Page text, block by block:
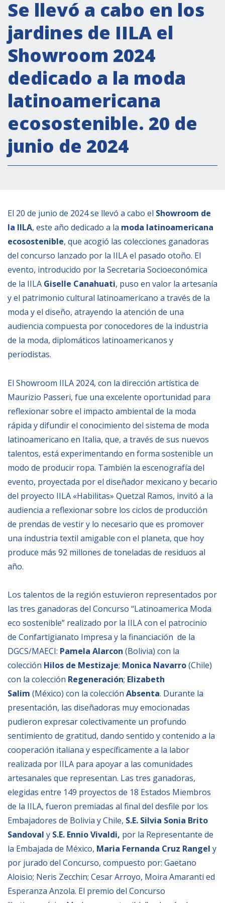
Secretaría Cultural
Secretaría Socioeconómica
Secretaría Técnico-científica
Forum Pymes
Conferencia Italia- América Latina y el Caribe
Red para la promoción de la igualdad de
género
Becas
Partnership
Patrimonio cultural
Empoderamiento socio-económico
Justicia y Seguridad
EUROsociAL
EL PAcCTO
EUROFRONT
COPOLAD III
AL-INVEST Verde
Fotos
Vídeos
Audios
BIBLIOTECA
Biblioteca
Publicaciones
OPORTUNIDADES
Becas
Alta Formación
Para las empresas
Registro de proveedores
Contratos/Acuerdos/Grant
NEWSLETTER
Se llevó a cabo en los
jardines de IILA el
Showroom 2024
dedicado a la moda
latinoamericana
ecosostenible. 20 de
junio de 2024
El 20 de junio de 2024 se llevó a cabo el Showroom de
la IILA, este año dedicado a la moda latinoamericana
ecosostenible, que acogió las colecciones ganadoras
del concurso lanzado por la IILA el pasado otoño. El
evento, introducido por la Secretaria Socioeconómica
de la IILA Giselle Canahuati, puso en valor la artesanía
y el patrimonio cultural latinoamericano a través de la
moda y el diseño, atrayendo la atención de una
audiencia compuesta por conocedores de la industria
de la moda, diplomáticos latinoamericanos y
periodistas.
El Showroom IILA 2024, con la dirección artística de
Maurizio Passeri, fue una excelente oportunidad para
reflexionar sobre el impacto ambiental de la moda
rápida y difundir el conocimiento del sistema de moda
latinoamericano en Italia, que, a través de sus nuevos
talentos, está experimentando en forma sostenible un
modo de producir ropa. También la escenografía del
evento, proyectada por el diseñador mexicano y becario
del proyecto IILA «Habilitas» Quetzal Ramos, invitó a la
audiencia a reflexionar sobre los ciclos de producción
de prendas de vestir y lo necesario que es promover
una industria textil amigable con el planeta, que hoy
produce más 92 millones de toneladas de residuos al
año.
Los talentos de la región estuvieron representados por
las tres ganadoras del Concurso “Latinoamerica Moda
eco sostenible” realizado por la IILA con el patrocinio
de Confartigianato Impresa y la financiación de la
DGCS/MAECI: Pamela Alarcon (Bolivia) con la
colección Hilos de Mestizaje; Monica Navarro(Chile)
con la colección Regeneración; Elizabeth
Salim (México) con la colección Absenta. Durante la
presentación, las diseñadoras muy emocionadas
pudieron expresar colectivamente un profundo
sentimiento de gratitud, dando sentido y contenido a la
cooperación italiana y específicamente a la labor
realizada por IILA para apoyar a las comunidades
artesanales que representan. Las tres ganadoras,
elegidas entre 149 proyectos de 18 Estados Miembros
de la IILA, fueron premiadas al final del desfile por los
Embajadores de Bolivia y Chile, S.E. Silvia Sonia Brito
Sandoval y S.E. Ennio Vivaldi, por la Representante de
la Embajada de México, Maria Fernanda Cruz Rangel y
por jurado del Concurso, compuesto por: Gaetano
Aloisio; Neris Zecchin; Cesar Arroyo, Moira Amaranti ed
Esperanza Anzola. El premio del Concurso